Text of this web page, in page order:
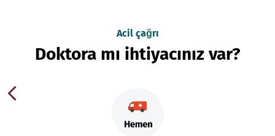
Acil çağrı
Doktora mı ihtiyacınız var?